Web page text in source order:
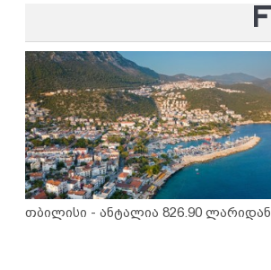
თბილისი - ანტალია 826.90 ლარიდან